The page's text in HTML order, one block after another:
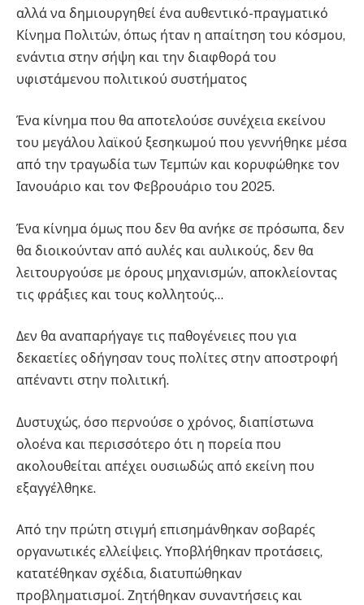
αλλά να δημιουργηθεί ένα αυθεντικό-πραγματικό
Κίνημα Πολιτών, όπως ήταν η απαίτηση του κόσμου,
ενάντια στην σήψη και την διαφθορά του
υφιστάμενου πολιτικού συστήματος
Ένα κίνημα που θα αποτελούσε συνέχεια εκείνου
του μεγάλου λαϊκού ξεσηκωμού που γεννήθηκε μέσα
από την τραγωδία των Τεμπών και κορυφώθηκε τον
Ιανουάριο και τον Φεβρουάριο του 2025.
Ένα κίνημα όμως που δεν θα ανήκε σε πρόσωπα, δεν
θα διοικούνταν από αυλές και αυλικούς, δεν θα
λειτουργούσε με όρους μηχανισμών, αποκλείοντας
τις φράξιες και τους κολλητούς…
Δεν θα αναπαρήγαγε τις παθογένειες που για
δεκαετίες οδήγησαν τους πολίτες στην αποστροφή
απέναντι στην πολιτική.
Δυστυχώς, όσο περνούσε ο χρόνος, διαπίστωνα
ολοένα και περισσότερο ότι η πορεία που
ακολουθείται απέχει ουσιωδώς από εκείνη που
εξαγγέλθηκε.
Από την πρώτη στιγμή επισημάνθηκαν σοβαρές
οργανωτικές ελλείψεις. Υποβλήθηκαν προτάσεις,
κατατέθηκαν σχέδια, διατυπώθηκαν
προβληματισμοί. Ζητήθηκαν συναντήσεις και